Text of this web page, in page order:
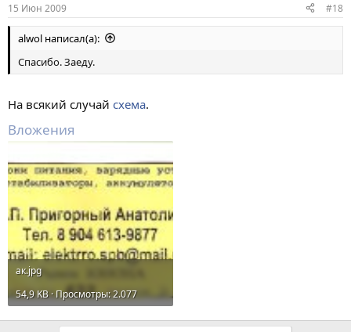
15 Июн 2009 #18
alwol написал(а):
Спасибо. Заеду.
На всякий случай схема.
Вложения
ак.jpg
54,9 KB · Просмотры: 2.077